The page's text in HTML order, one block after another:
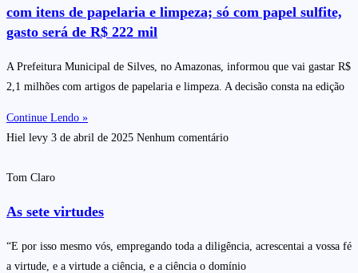
com itens de papelaria e limpeza; só com papel sulfite,
gasto será de R$ 222 mil
A Prefeitura Municipal de Silves, no Amazonas, informou que vai gastar R$
2,1 milhões com artigos de papelaria e limpeza. A decisão consta na edição
Continue Lendo »
Hiel levy 3 de abril de 2025 Nenhum comentário
Tom Claro
As sete virtudes
“E por isso mesmo vós, empregando toda a diligência, acrescentai a vossa fé
a virtude, e a virtude a ciência, e a ciência o domínio